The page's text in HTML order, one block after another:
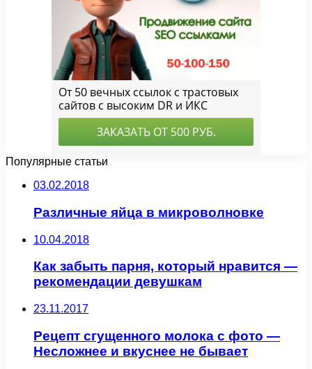
Популярные статьи
03.02.2018
Различные яйца в микроволновке
10.04.2018
Как забыть парня, который нравится —
рекомендации девушкам
23.11.2017
Рецепт сгущенного молока с фото —
Несложнее и вкуснее не бывает